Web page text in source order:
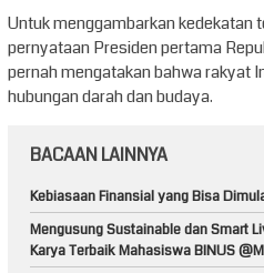
Untuk menggambarkan kedekatan
pernyataan Presiden pertama
pernah mengatakan bahwa rakyat
hubungan darah dan budaya.
BACAAN LAINNYA
Kebiasaan Finansial yang Bisa
Mengusung Sustainable dan Smart
Karya Terbaik Mahasiswa BINUS